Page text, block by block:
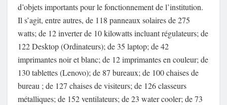
d’objets importants pour le fonctionnement de l’institution.
Il s’agit, entre autres, de 118 panneaux solaires de 275
watts; de 12 inverter de 10 kilowatts incluant régulateurs; de
122 Desktop (Ordinateurs); de 35 laptop; de 42
imprimantes noir et blanc; de 12 imprimantes en couleur; de
130 tablettes (Lenovo); de 87 bureaux; de 100 chaises de
bureau ; de 127 chaises de visiteurs; de 126 classeurs
métalliques; de 152 ventilateurs; de 23 water cooler; de 73